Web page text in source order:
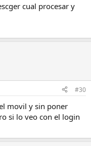
cual procesar y
#30
movil y sin poner
si lo veo con el login